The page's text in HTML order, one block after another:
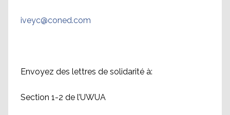
iveyc@coned.com
Envoyez des lettres de solidarité à:
Section 1-2 de l’UWUA